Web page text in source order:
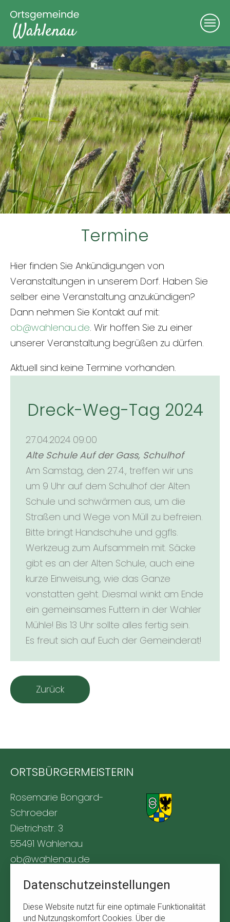
Termine
Hier finden Sie Ankündigungen von
Veranstaltungen in unserem Dorf. Haben Sie
selber eine Veranstaltung anzukündigen?
Dann nehmen Sie Kontakt auf mit:
ob@wahlenau.de. Wir hoffen Sie zu einer
unserer Veranstaltung begrüßen zu dürfen.
Aktuell sind keine Termine vorhanden.
Dreck-Weg-Tag 2024
27.04.2024 09:00
Alte Schule Auf der Gass, Schulhof
Am Samstag, den 27.4., treffen wir uns
um 9 Uhr auf dem Schulhof der Alten
Schule und schwärmen aus, um die
Straßen und Wege von Müll zu befreien.
Bitte bringt Handschuhe und ggfls.
Werkzeug zum Aufsammeln mit. Säcke
gibt es an der Alten Schule, auch eine
kurze Einweisung, wie das Ganze
vonstatten geht. Diesmal winkt am Ende
ein gemeinsames Futtern in der Wahler
Mühle! Bis 13 Uhr sollte alles fertig sein.
Es freut sich auf Euch der Gemeinderat!
Zurück
ORTSBÜRGERMEISTERIN
Rosemarie Bongard-
Schroeder
Dietrichstr. 3
55491 Wahlenau
ob@wahlenau.de
BÜRGERSERVICE
Datenschutzeinstellungen
Diese Website nutzt für eine optimale Funktionalität
und Nutzungskomfort Cookies. Über die